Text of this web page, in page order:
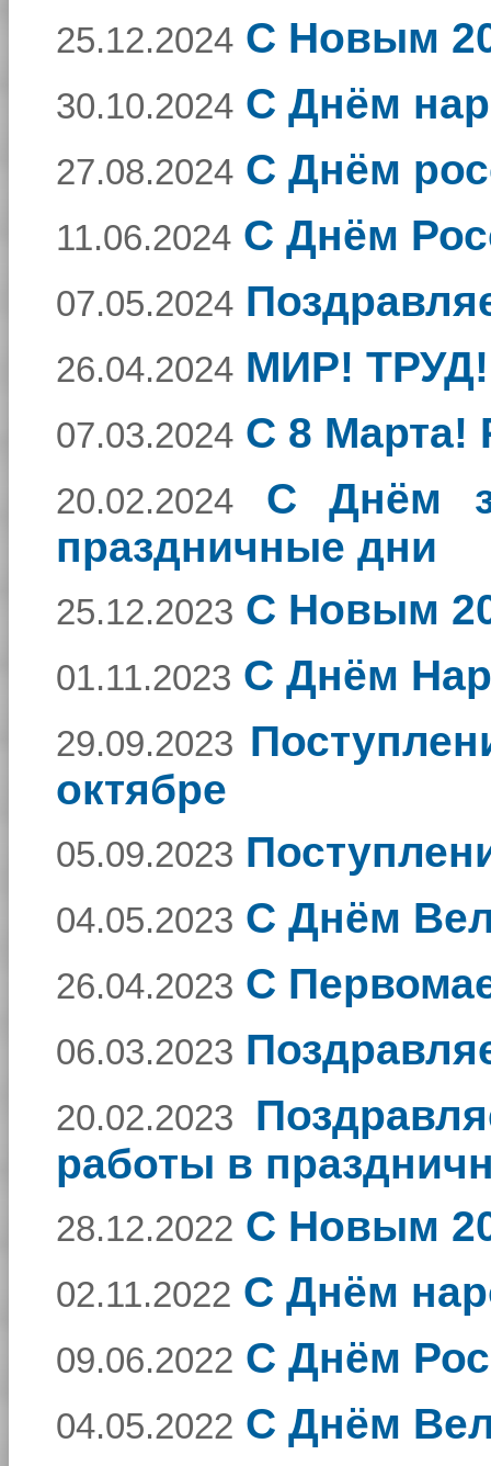
25.12.2024 С Новым
30.10.2024 С Днём
27.08.2024 С Днём
11.06.2024 С Днём
07.05.2024
26.04.2024 МИР!
07.03.2024 C 8 Марта!
20.02.2024
C Днём
праздничные дни
25.12.2023 С Новым
01.11.2023 С Днём
29.09.2023
октябре
05.09.2023
04.05.2023 С Днём
26.04.2023 С
06.03.2023
20.02.2023
работы в
28.12.2022 С Новым
02.11.2022 С Днём
09.06.2022 С Днём
04.05.2022 С Днём